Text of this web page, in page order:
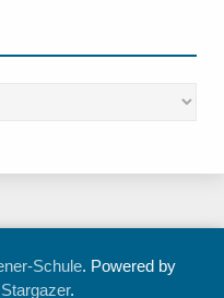
Schule. Powered by
Stargazer.